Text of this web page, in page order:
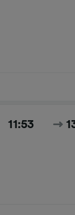
11:53